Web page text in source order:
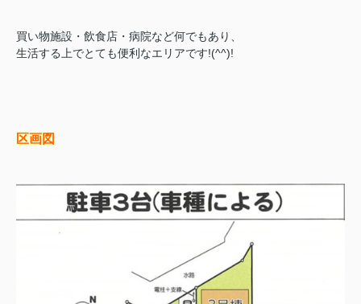
買い物施設・飲食店・病院など何でもあり、
生活する上でとても便利なエリアです!(^^)!
区画図